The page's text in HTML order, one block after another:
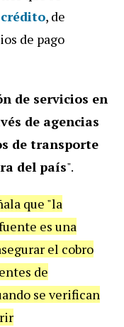
, de
de pago
de servicios en
de agencias
de transporte
del país".
que "la
es una
el cobro
de
se verifican